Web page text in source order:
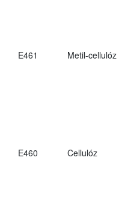
E461 Metil-cellulóz
E460 Cellulóz